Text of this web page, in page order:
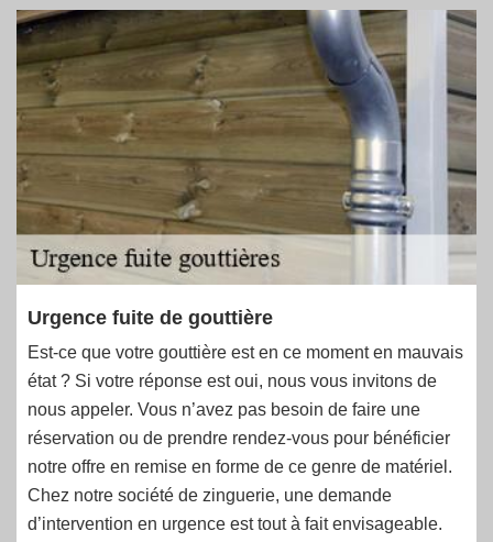
Urgence fuite de gouttière
Est-ce que votre gouttière est en ce moment en mauvais
état ? Si votre réponse est oui, nous vous invitons de
nous appeler. Vous n’avez pas besoin de faire une
réservation ou de prendre rendez-vous pour bénéficier
notre offre en remise en forme de ce genre de matériel.
Chez notre société de zinguerie, une demande
d’intervention en urgence est tout à fait envisageable.